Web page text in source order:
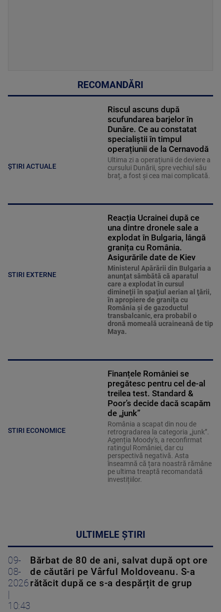
RECOMANDĂRI
ȘTIRI ACTUALE
Riscul ascuns după
scufundarea barjelor în
Dunăre. Ce au constatat
specialiștii în timpul
operațiunii de la Cernavodă
Ultima zi a operațiunii de deviere a
cursului Dunării, spre vechiul său
braț, a fost și cea mai complicată.
STIRI EXTERNE
Reacția Ucrainei după ce
una dintre dronele sale a
explodat în Bulgaria, lângă
granița cu România.
Asigurările date de Kiev
Ministerul Apărării din Bulgaria a
anunţat sâmbătă că aparatul
care a explodat în cursul
dimineţii în spaţiul aerian al ţării,
în apropiere de graniţa cu
România şi de gazoductul
transbalcanic, era probabil o
dronă momeală ucraineană de tip
Maya.
STIRI ECONOMICE
Finanțele României se
pregătesc pentru cel de-al
treilea test. Standard &
Poor’s decide dacă scapăm
de „junk”
România a scapat din nou de
retrogradarea la categoria „junk”.
Agenția Moody's, a reconfirmat
ratingul României, dar cu
perspectivă negativă. Asta
înseamnă că țara noastră rămâne
pe ultima treaptă recomandată
investițiilor.
ULTIMELE ȘTIRI
09-
08-
2026
|
10:43
Bărbat de 80 de ani, salvat după opt ore
de căutări pe Vârful Moldoveanu. S-a
rătăcit după ce s-a despărțit de grup